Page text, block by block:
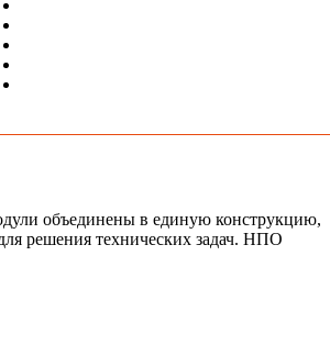
объединены в единую конструкцию,
решения технических задач. НПО